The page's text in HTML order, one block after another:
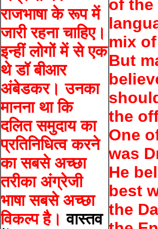
राजभाषा के रूप में
जारी रहना चाहिए।
इन्हीं लोगों में से एक
थे डॉ बीआर
अंबेडकर। उनका
मानना ​​था कि
दलित समुदाय का
प्रतिनिधित्व करने
का सबसे अच्छा
तरीका अंग्रेजी
भाषा सबसे अच्छा
विकल्प है। वास्तव
of the
mix
But
the
One
was
He
best
the